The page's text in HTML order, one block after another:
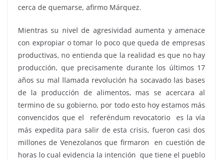
cerca de quemarse, afirmo Márquez.
Mientras su nivel de agresividad aumenta y amenace
con expropiar o tomar lo poco que queda de empresas
productivas, no entienda que la realidad es que no hay
producción, que precisamente durante los últimos 17
años su mal llamada revolución ha socavado las bases
de la producción de alimentos, mas se acercara al
termino de su gobierno, por todo esto hoy estamos más
convencidos que el referéndum revocatorio es la vía
más expedita para salir de esta crisis, fueron casi dos
millones de Venezolanos que firmaron en cuestión de
horas lo cual evidencia la intención que tiene el pueblo